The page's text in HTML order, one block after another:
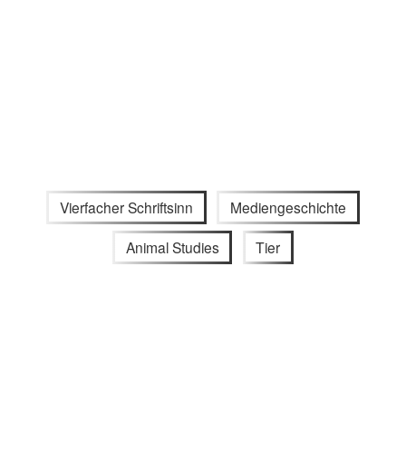
Vierfacher Schriftsinn Mediengeschichte
Animal Studies Tier